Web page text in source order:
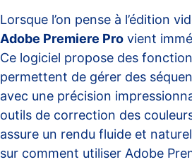
Lorsque l’on pense à l’édition
Adobe Premiere Pro vient
Ce logiciel propose des
permettent de gérer des
avec une précision
outils de correction des
assure un rendu fluide et
sur comment utiliser Adobe